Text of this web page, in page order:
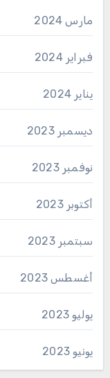
مارس 2024
فبراير 2024
يناير 2024
ديسمبر 2023
نوفمبر 2023
أكتوبر 2023
سبتمبر 2023
أغسطس 2023
يوليو 2023
يونيو 2023